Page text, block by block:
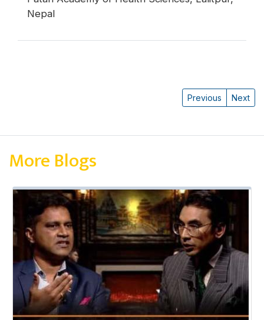
Nepal
Previous Next
More Blogs